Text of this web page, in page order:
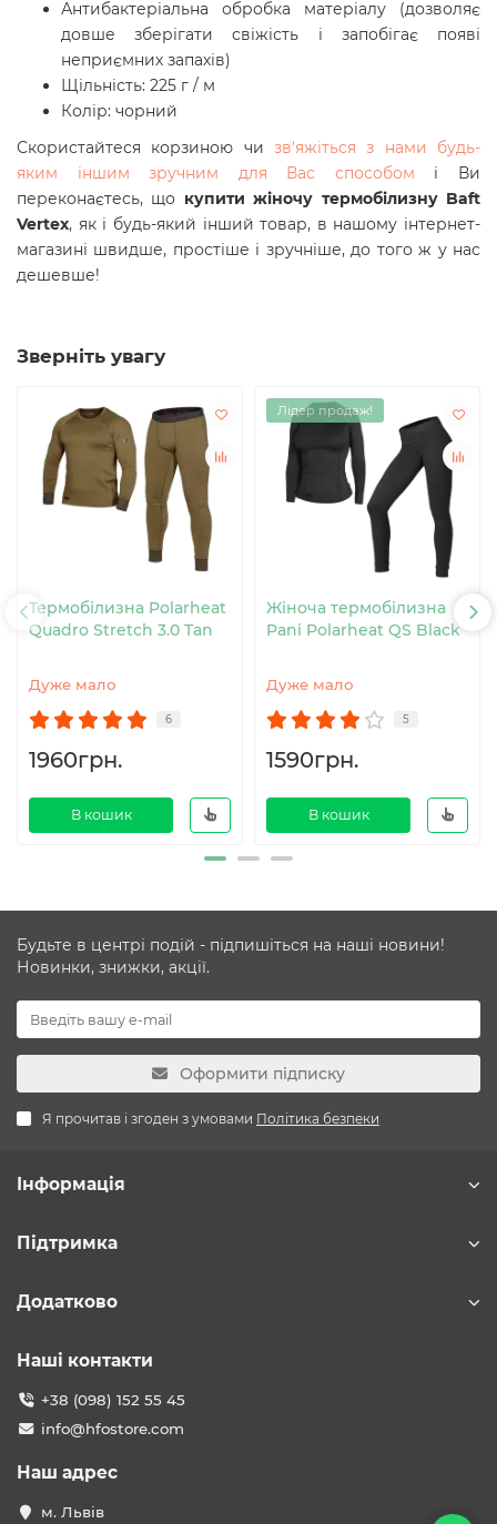
Антибактеріальна обробка матеріалу (дозволяє
довше зберігати свіжість і запобігає появі
неприємних запахів)
Щільність: 225 г / м
Колір: чорний
Скористайтеся корзиною чи зв'яжіться з нами будь-
яким іншим зручним для Вас способом і Ви
переконаєтесь, що купити жіночу термобілизну Baft
Vertex, як і будь-який інший товар, в нашому інтернет-
магазині швидше, простіше і зручніше, до того ж у нас
дешевше!
Зверніть увагу
Термобілизна Polarheat
Quadro Stretch 3.0 Tan
Дуже мало
6
1960грн.
В кошик
Лідер продаж!
Жіноча термобілизна
Pani Polarheat QS Black
Дуже мало
5
1590грн.
В кошик
Будьте в центрі подій - підпишіться на наші новини!
Новинки, знижки, акції.
Оформити підписку
Я прочитав і згоден з умовами Політика безпеки
Інформація
Підтримка
Додатково
Наші контакти
+38 (098) 152 55 45
info@hfostore.com
Наш адрес
м. Львів